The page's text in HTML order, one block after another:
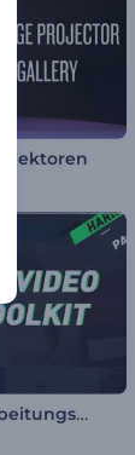
Broadcast Videobearbeitungs-Toolkit